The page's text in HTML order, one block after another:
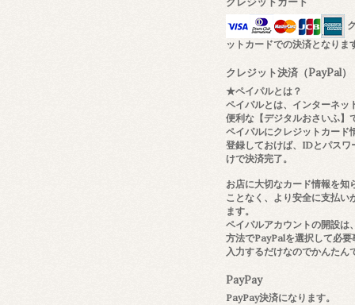
ットカードでの決済となりま
クレジット決済（PayPal）
★ペイパルとは？
ペイパルとは、インターネッ
便利な【デジタルおさいふ】
ペイパルにクレジットカード
登録しておけば、IDとパスワ
けで決済完了。
お店に大切なカード情報を知
ことなく、より安全に支払い
ます。
ペイパルアカウントの開設は
方法でPayPalを選択して必要
入力するだけなのでかんたん
PayPay
PayPay決済になります。